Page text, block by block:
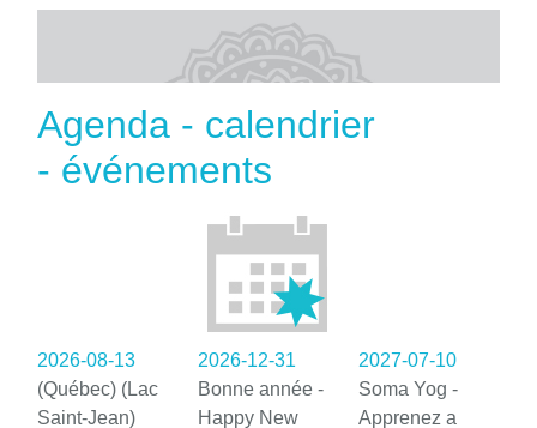
Agenda - calendrier
- événements
2026-08-13
(Québec) (Lac
Saint-Jean)
2026-12-31
Bonne année -
Happy New
2027-07-10
Soma Yog -
Apprenez a